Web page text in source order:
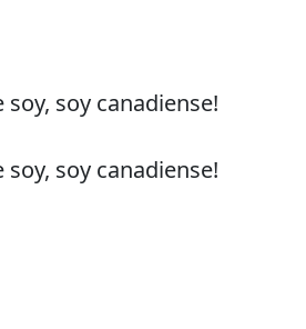
soy, soy canadiense!
soy, soy canadiense!